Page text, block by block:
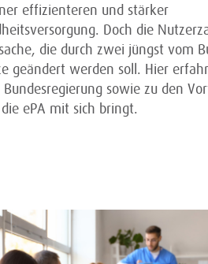
effizienteren und stärker
Doch die
die durch zwei jüngst vom
geändert werden soll. Hier
sowie zu den
ePA mit sich bringt.